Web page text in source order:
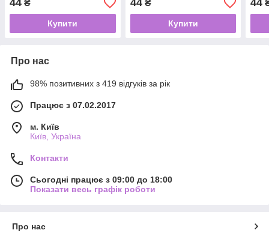
44 ₴
Купити
44₴
Купити
44
Про нас
98% позитивних з 419 відгуків за рік
Працює з 07.02.2017
м. Київ
Київ, Україна
Контакти
Сьогодні працює з 09:00 до 18:00
Показати весь графік роботи
Про нас